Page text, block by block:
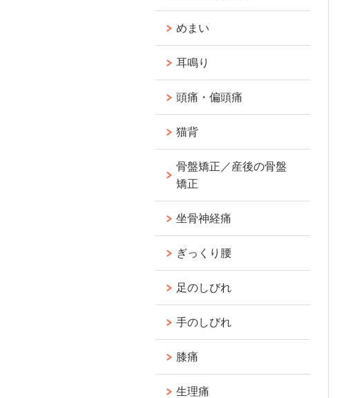
めまい
耳鳴り
頭痛・偏頭痛
猫背
骨盤矯正／産後の骨盤
矯正
坐骨神経痛
ぎっくり腰
足のしびれ
手のしびれ
膝痛
生理痛